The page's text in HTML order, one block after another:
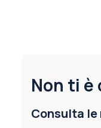
Non ti è
Consulta